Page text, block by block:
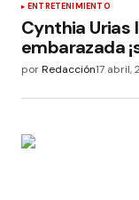
ENTRETENIMIENTO
Cynthia Urias
embarazada
porRedacción17 abril,